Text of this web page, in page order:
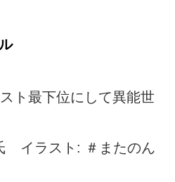
ト最下位にして異能世
イラスト: ＃またのん